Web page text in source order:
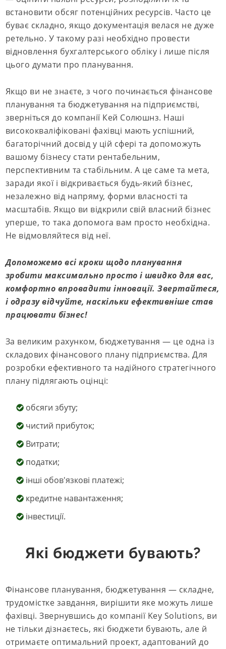
встановити обсяг потенційних ресурсів. Часто це
буває складно, якщо документація велася не дуже
ретельно. У такому разі необхідно провести
відновлення бухгалтерського обліку і лише після
цього думати про планування.
Якщо ви не знаєте, з чого починається фінансове
планування та бюджетування на підприємстві,
зверніться до компанії Кей Солюшнз. Наші
висококваліфіковані фахівці мають успішний,
багаторічний досвід у цій сфері та допоможуть
вашому бізнесу стати рентабельним,
перспективним та стабільним. А це саме та мета,
заради якої і відкривається будь-який бізнес,
незалежно від напряму, форми власності та
масштабів. Якщо ви відкрили свій власний бізнес
уперше, то така допомога вам просто необхідна.
Не відмовляйтеся від неї.
Допоможемо всі кроки щодо планування
зробити максимально просто і швидко для вас,
комфортно впровадити інновації. Звертайтеся,
і одразу відчуйте, наскільки ефективніше став
працювати бізнес!
За великим рахунком, бюджетування — це одна із
складових фінансового плану підприємства. Для
розробки ефективного та надійного стратегічного
плану підлягають оцінці:
обсяги збуту;
чистий прибуток;
Витрати;
податки;
інші обов'язкові платежі;
кредитне навантаження;
інвестиції.
Які бюджети бувають?
Фінансове планування, бюджетування — складне,
трудомістке завдання, вирішити яке можуть лише
фахівці. Звернувшись до компанії Key Solutions, ви
не тільки дізнаєтесь, які бюджети бувають, але й
отримаєте оптимальний проект, адаптований до